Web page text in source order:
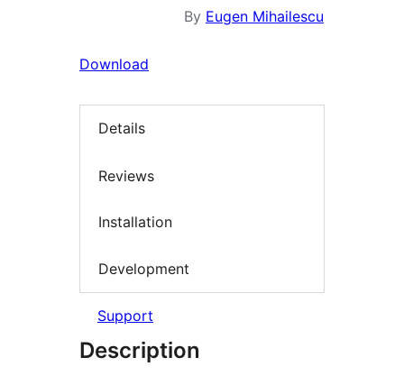
By Eugen Mihailescu
Download
Details
Reviews
Installation
Development
Support
Description